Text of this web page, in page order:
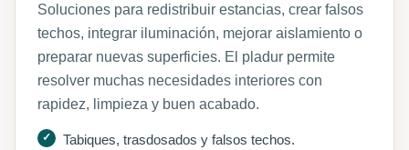
Soluciones para redistribuir estancias, crear falsos
techos, integrar iluminación, mejorar aislamiento o
preparar nuevas superficies. El pladur permite
resolver muchas necesidades interiores con
rapidez, limpieza y buen acabado.
Tabiques, trasdosados y falsos techos.